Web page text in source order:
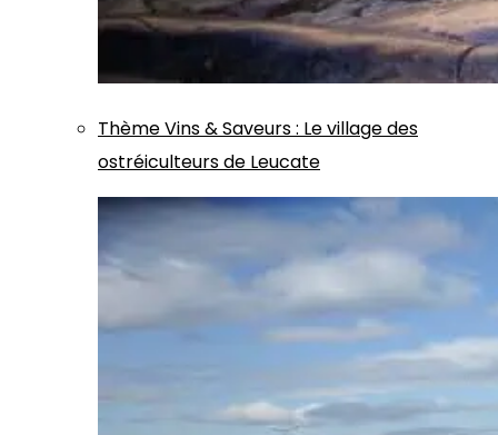
ThèmeVins & Saveurs: Le village des
ostréiculteurs de Leucate